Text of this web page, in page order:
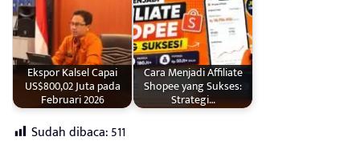
Ekspor Kalsel Capai
US$800,02 Juta pada
Februari 2026
Cara Menjadi Affiliate
Shopee yang Sukses:
Strategi…
Sudah dibaca:511